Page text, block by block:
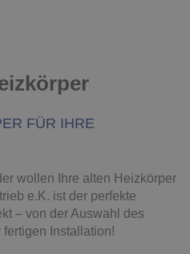
FÜR IHRE
wollen Ihre alten Heizkörper
e.K. ist der perfekte
– von der Auswahl des
Installation!